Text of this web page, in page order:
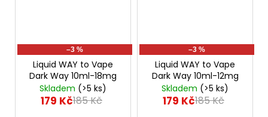
–3 %
Liquid WAY to Vape
Dark Way 10ml-18mg
Skladem (>5 ks)
179 Kč185 Kč
–3 %
Liquid WAY to Vape
Dark Way 10ml-12mg
Skladem (>5 ks)
179 Kč185 Kč